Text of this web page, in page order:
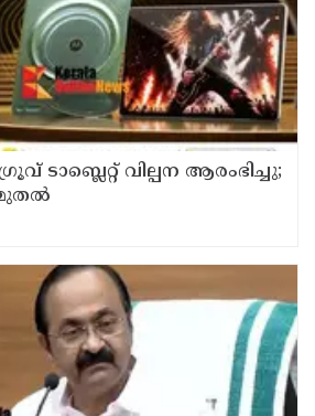
ടാബ്ലെറ്റ് വില്പന ആരംഭിച്ചു;
മുതൽ